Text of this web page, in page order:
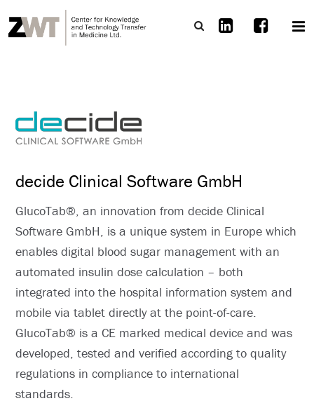
decide Clinical Software GmbH
GlucoTab®, an innovation from decide Clinical
Software GmbH, is a unique system in Europe which
enables digital blood sugar management with an
automated insulin dose calculation – both
integrated into the hospital information system and
mobile via tablet directly at the point-of-care.
GlucoTab® is a CE marked medical device and was
developed, tested and verified according to quality
regulations in compliance to international
standards.